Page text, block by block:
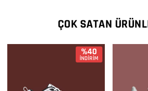
ÇOK SATAN
%40
İNDİRİM